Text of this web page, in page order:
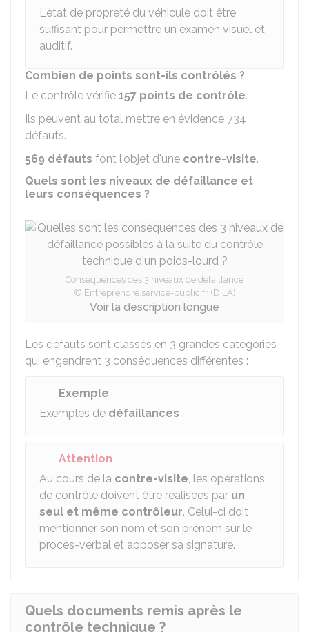
L'état de propreté du véhicule doit être
suffisant pour permettre un examen visuel et
auditif.
Combien de points sont-ils contrôlés ?
Le contrôle vérifie 157 points de contrôle.
Ils peuvent au total mettre en évidence 734
défauts.
569 défauts font l'objet d'une contre-visite.
Quels sont les niveaux de défaillance et
leurs conséquences ?
Conséquences des 3 niveaux de défaillance
© Entreprendre.service-public.fr (DILA)
Voir la description longue
Les défauts sont classés en 3 grandes catégories
qui engendrent 3 conséquences différentes :
Exemple
Exemples de défaillances :
Attention
Au cours de la contre-visite, les opérations
de contrôle doivent être réalisées par un
seul et même contrôleur. Celui-ci doit
mentionner son nom et son prénom sur le
procès-verbal et apposer sa signature.
Quels documents remis après le
contrôle technique ?